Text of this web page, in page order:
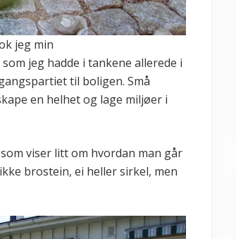
jeg min
jeg hadde i tankene allerede i
til boligen. Små
en helhet og lage miljøer i
viser litt om hvordan man går
brostein, ei heller sirkel, men